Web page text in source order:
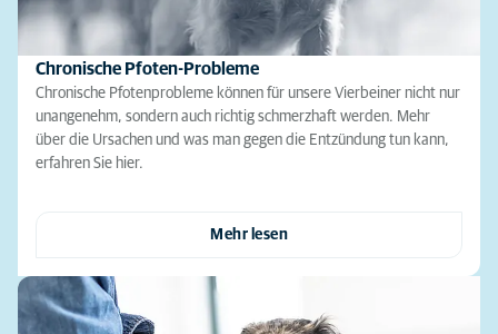
Chronische Pfoten-Probleme
Chronische Pfotenprobleme können für unsere Vierbeiner nicht nur
unangenehm, sondern auch richtig schmerzhaft werden. Mehr
über die Ursachen und was man gegen die Entzündung tun kann,
erfahren Sie hier.
Mehr lesen